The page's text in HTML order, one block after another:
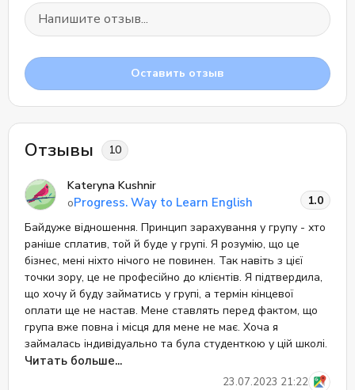
Оставить отзыв
Отзывы 10
Kateryna Kushnir
оProgress. Way to Learn English
23.07.2023 21:22
1.0
Байдуже відношення. Принцип зарахування у групу - хто
раніше сплатив, той й буде у групі. Я розумію, що це
бізнес, мені ніхто нічого не повинен. Так навіть з цієї
точки зору, це не професійно до клієнтів. Я підтвердила,
що хочу й буду займатись у групі, а термін кінцевої
оплати ще не настав. Мене ставлять перед фактом, що
група вже повна і місця для мене не має. Хоча я
займалась індивідуально та була студенткою у цій школі.
Після цього випадку, вся повага до школи зникла, проста
рядова приватна школа. Дуже не приємно. Тому з
Читать больше...